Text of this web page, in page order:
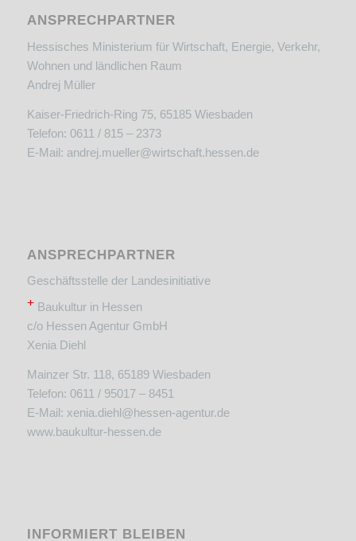
ANSPRECHPARTNER
Hessisches Ministerium für Wirtschaft, Energie, Verkehr,
Wohnen und ländlichen Raum
Andrej Müller
Kaiser-Friedrich-Ring 75, 65185 Wiesbaden
Telefon: 0611 / 815 – 2373
E-Mail: andrej.mueller@wirtschaft.hessen.de
ANSPRECHPARTNER
Geschäftsstelle der Landesinitiative
+Baukultur in Hessen
c/o Hessen Agentur GmbH
Xenia Diehl
Mainzer Str. 118, 65189 Wiesbaden
Telefon: 0611 / 95017 – 8451
E-Mail: xenia.diehl@hessen-agentur.de
www.baukultur-hessen.de
INFORMIERT BLEIBEN